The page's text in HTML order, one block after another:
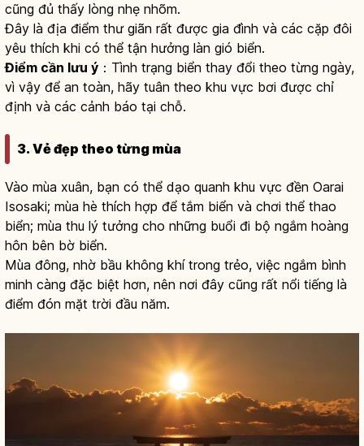
cũng đủ thấy lòng nhẹ nhõm.
Đây là địa điểm thư giãn rất được gia đình và các cặp đôi
yêu thích khi có thể tận hưởng làn gió biển.
Điểm cần lưu ý ：Tình trạng biển thay đổi theo từng ngày,
vì vậy để an toàn, hãy tuân theo khu vực bơi được chỉ
định và các cảnh báo tại chỗ.
3. Vẻ đẹp theo từng mùa
Vào mùa xuân, bạn có thể dạo quanh khu vực đền Oarai
Isosaki; mùa hè thích hợp để tắm biển và chơi thể thao
biển; mùa thu lý tưởng cho những buổi đi bộ ngắm hoàng
hôn bên bờ biển.
Mùa đông, nhờ bầu không khí trong trẻo, việc ngắm bình
minh càng đặc biệt hơn, nên nơi đây cũng rất nổi tiếng là
điểm đón mặt trời đầu năm.